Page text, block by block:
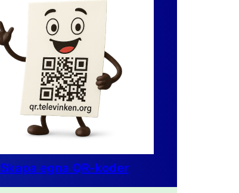
Skapa egna QR-koder